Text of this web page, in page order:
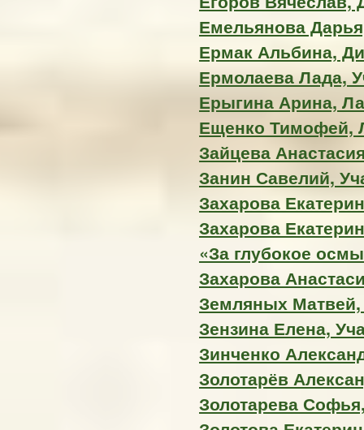
Емельянова
Ермак Альбина,
Ермолаева Лада,
Ерыгина Арина,
Ещенко Тимофей,
Зайцева
Занин Савелий,
Захарова
Захарова
«За глубокое
Захарова
Земляных Матвей,
Зензина Елена,
Зинченко
Золотарёв
Золотарева